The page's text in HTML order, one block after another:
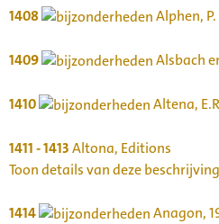
1408 Alphen, P.
1409 Alsbach
1410 Altena,
1411 - 1413Altona, Editions
Toon details van deze beschrijving
1414 Anagon,